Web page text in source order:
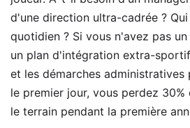
d'une direction ultra-cadrée ?
quotidien ? Si vous n'avez pas
un plan d'intégration extra-
et les démarches administratives
le premier jour, vous perdez
le terrain pendant la première